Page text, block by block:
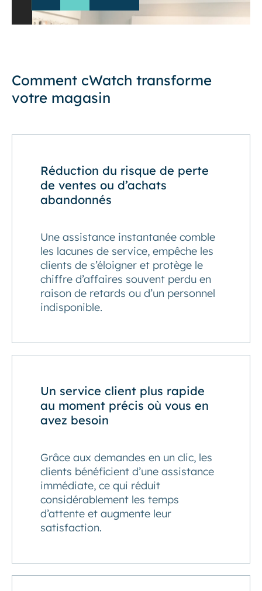
Comment cWatch transforme
votre magasin
Réduction du risque de perte
de ventes ou d’achats
abandonnés
Une assistance instantanée comble
les lacunes de service, empêche les
clients de s’éloigner et protège le
chiffre d’affaires souvent perdu en
raison de retards ou d’un personnel
indisponible.
Un service client plus rapide
au moment précis où vous en
avez besoin
Grâce aux demandes en un clic, les
clients bénéficient d’une assistance
immédiate, ce qui réduit
considérablement les temps
d’attente et augmente leur
satisfaction.